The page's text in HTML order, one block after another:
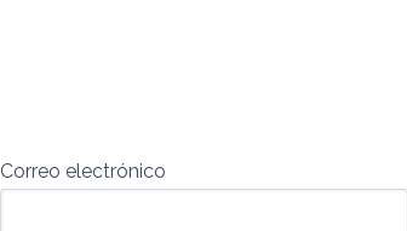
Correo electrónico